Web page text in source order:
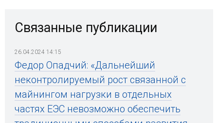
Связанные публикации
26.04.2024 14:15
Федор Опадчий: «Дальнейший
неконтролируемый рост связанной с
майнингом нагрузки в отдельных
частях ЕЭС невозможно обеспечить